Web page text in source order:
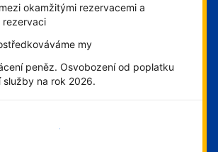
okamžitými rezervacemi a
rezervaci
my
peněz. Osvobození od poplatku
služby na rok 2026.
Začít hned